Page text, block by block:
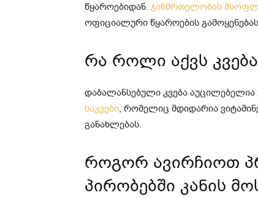
წყაროებიდან. ჯანმრთელობის
ოფიციალური წყაროების
რა როლი აქვს
დაბალანსებული კვება აუცილებელია
საკვები, რომელიც მდიდარია
განახლებას.
როგორ ავირჩიოთ
პირობებში კანის